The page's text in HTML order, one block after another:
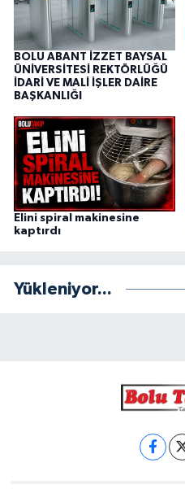
BOLU ABANT İZZET BAYSAL
ÜNİVERSİTESİ REKTÖRLÜĞÜ
İDARİ VE MALİ İŞLER DAİRE
BAŞKANLIĞI
Elini spiral makinesine
kaptırdı
Yükleniyor...